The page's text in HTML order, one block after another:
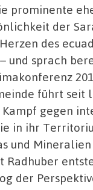
prominente
der
des
und sprach
führt seit
gegen
in ihr
und
Radhuber
der